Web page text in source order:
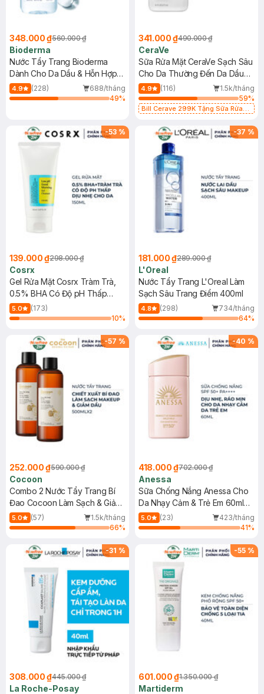
348.000 ₫560.000 ₫
Bioderma
Nước Tẩy Trang Bioderma
Dành Cho Da Dầu & Hỗn Hợp
500ml
4.9 (228)
688/tháng
49%
341.000 ₫490.000 ₫
CeraVe
Sữa Rửa Mặt CeraVe Sạch Sâu
Cho Da Thường Đến Da Dầu
473ml
4.9 (116)
1.5k/tháng
59%
Bill Cerave 299K Tặng Sữa Rửa
-53 %
139.000 ₫298.000 ₫
Cosrx
Gel Rửa Mặt Cosrx Tràm Trà,
0.5% BHA Có Độ pH Thấp
150ml
5.0
(173)
10%
-37 %
181.000 ₫289.000 ₫
L'Oreal
Nước Tẩy Trang L'Oreal Làm
Sạch Sâu Trang Điểm 400ml
4.8 (298)
734/tháng
64%
-57 %
252.000 ₫590.000 ₫
Cocoon
Combo 2 Nước Tẩy Trang Bí
Đao Cocoon Làm Sạch & Giảm
Dầu 500ml
5.0 (57)
1.5k/tháng
66%
-40 %
418.000 ₫702.000 ₫
Anessa
Sữa Chống Nắng Anessa Cho
Da Nhạy Cảm & Trẻ Em 60ml
(Mới)
5.0 (23)
423/tháng
41%
-31 %
308.000 ₫445.000 ₫
La Roche-Posay
-55 %
601.000 ₫1.350.000 ₫
Martiderm